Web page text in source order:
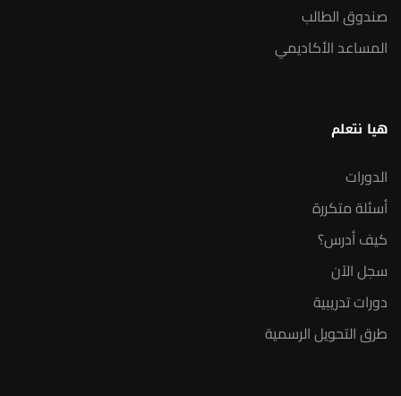
صندوق الطالب
المساعد الأكاديمي
هيا نتعلم
الدورات
أسئلة متكررة
كيف أدرس؟
سجل الآن
دورات تدريبية
طرق التحويل الرسمية